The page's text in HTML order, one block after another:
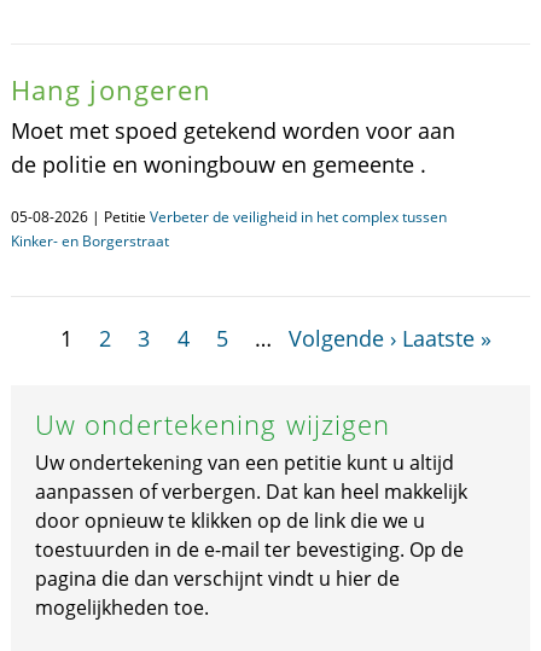
Hang jongeren
Moet met spoed getekend worden voor aan
de politie en woningbouw en gemeente .
05-08-2026 | Petitie Verbeter de veiligheid in het complex tussen
Kinker- en Borgerstraat
1 2 3 4 5 … Volgende › Laatste »
Uw ondertekening wijzigen
Uw ondertekening van een petitie kunt u altijd
aanpassen of verbergen. Dat kan heel makkelijk
door opnieuw te klikken op de link die we u
toestuurden in de e-mail ter bevestiging. Op de
pagina die dan verschijnt vindt u hier de
mogelijkheden toe.